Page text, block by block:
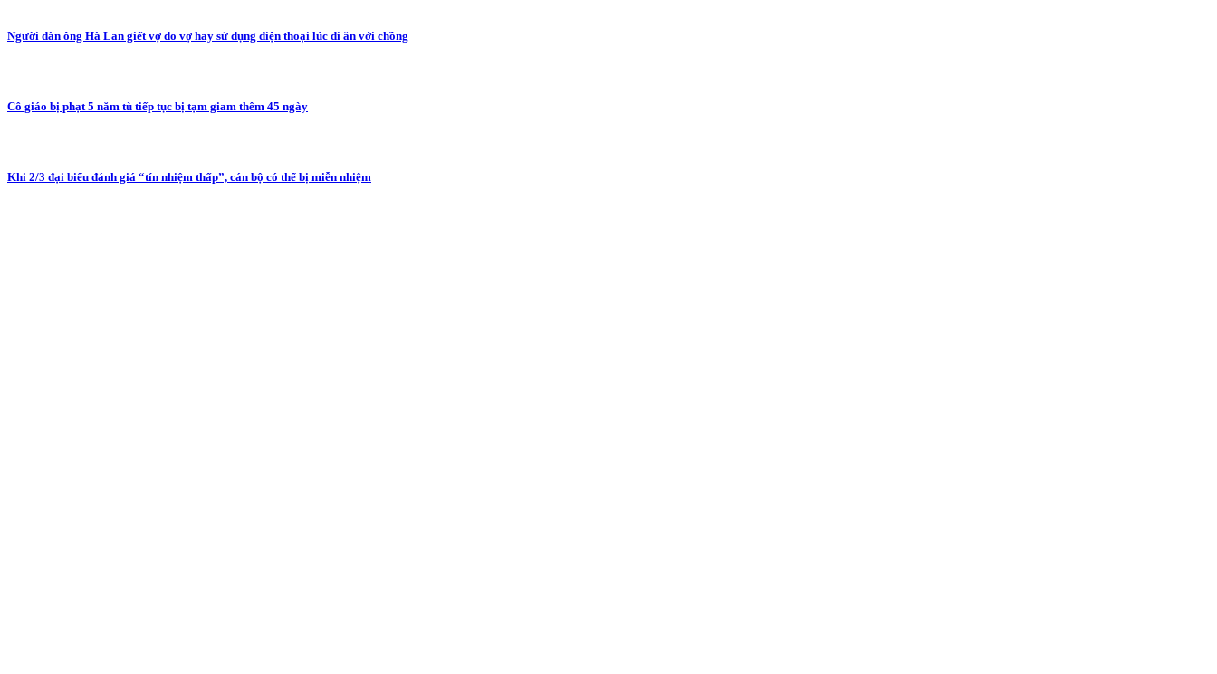
Người đàn ông Hà Lan giết vợ do vợ hay sử dụng điện thoại lúc đi ăn với chồng
Cô giáo bị phạt 5 năm tù tiếp tục bị tạm giam thêm 45 ngày
Khi 2/3 đại biểu đánh giá “tín nhiệm thấp”, cán bộ có thể bị miễn nhiệm